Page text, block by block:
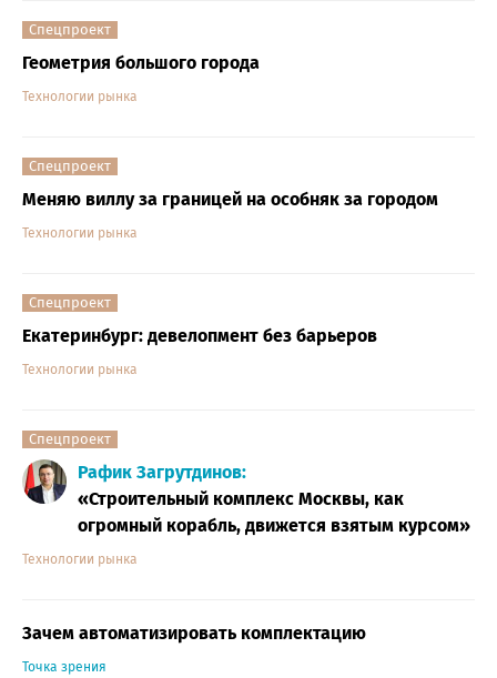
Спецпроект
Геометрия большого города
Технологии рынка
Спецпроект
Меняю виллу за границей на особняк за городом
Технологии рынка
Спецпроект
Екатеринбург: девелопмент без барьеров
Технологии рынка
Спецпроект
Рафик Загрутдинов:
«Строительный комплекс Москвы, как
огромный корабль, движется взятым курсом»
Технологии рынка
Зачем автоматизировать комплектацию
Точка зрения